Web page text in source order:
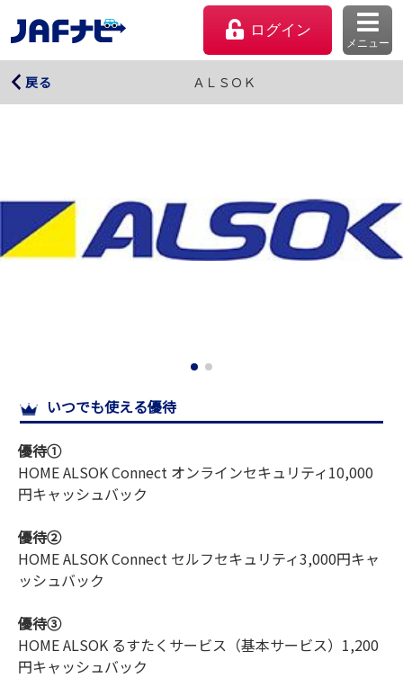
ログイン
メニュー
サイトマップ
戻る ＡＬＳＯＫ
ＡＬＳＯＫ
いつでも使える優待
優待①
HOME ALSOK Connect オンラインセキュリティ10,000
円キャッシュバック
優待②
HOME ALSOK Connect セルフセキュリティ3,000円キャ
ッシュバック
優待③
HOME ALSOK るすたくサービス（基本サービス） 1,200
円キャッシュバック